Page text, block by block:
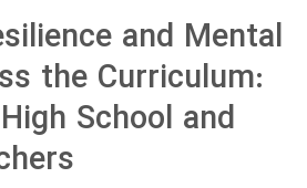
and Mental
the Curriculum:
School and